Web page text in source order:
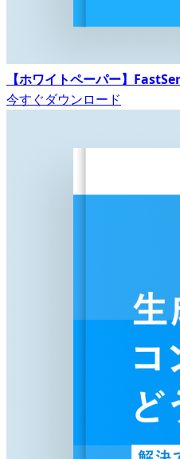
【ホワイトペーパー】
今すぐダウンロード